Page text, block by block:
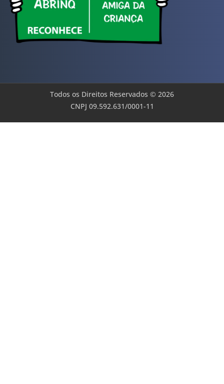
Todos os Direitos Reservados © 2026
CNPJ 09.592.631/0001-11